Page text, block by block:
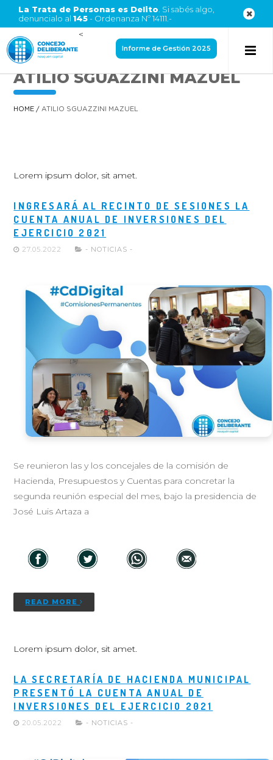
La Trata de Personas es Delito . Si sabés algo,
denuncialo al 145- Ordenanza Nº 14111.-
<
Informe de Gestión 2025
ATILIO SGUAZZINI MAZUEL
HOME / ATILIO SGUAZZINI MAZUEL
Lorem ipsum dolor, sit amet.
INGRESARÁ AL RECINTO DE SESIONES LA
CUENTA ANUAL DE INVERSIONES DEL
EJERCICIO 2021
27.05.2022 - NOTICIAS -
Se reunieron las y los concejales de la comisión de
Hacienda, Presupuestos y Cuentas para concretar la
segunda reunión especial del mes, bajo la presidencia de
José Luis Artaza a
READ MORE
Lorem ipsum dolor, sit amet.
LA SECRETARÍA DE HACIENDA MUNICIPAL
PRESENTÓ LA CUENTA ANUAL DE
INVERSIONES DEL EJERCICIO 2021
20.05.2022 - NOTICIAS -